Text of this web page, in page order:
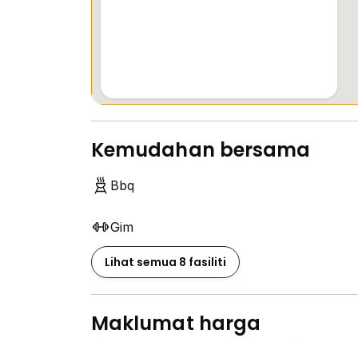
Kemudahan bersama
Bbq
Gim
Lihat semua 8 fasiliti
Maklumat harga